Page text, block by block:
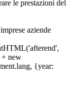
le prestazioni del